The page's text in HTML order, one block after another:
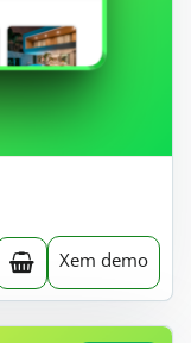
Xem demo